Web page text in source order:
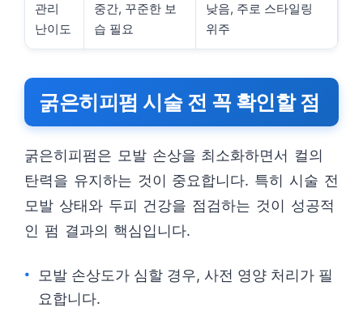
관리
난이도
중간, 꾸준한 보
습 필요
낮음, 주로 스타일링
위주
굵은히피펌 시술 전 꼭 확인할 점
굵은히피펌은 모발 손상을 최소화하면서 컬의
탄력을 유지하는 것이 중요합니다. 특히 시술 전
모발 상태와 두피 건강을 점검하는 것이 성공적
인 펌 결과의 핵심입니다.
모발 손상도가 심할 경우, 사전 영양 처리가 필
요합니다.